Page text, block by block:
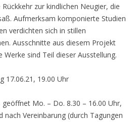
zur kindlichen Neugier, die
Aufmerksam komponierte Studien
verdichten sich in stillen
Ausschnitte aus diesem Projekt
sind Teil dieser Ausstellung.
17.06.21, 19.00 Uhr
geöffnet Mo. – Do. 8.30 – 16.00 Uhr,
nach Vereinbarung (durch Tagungen